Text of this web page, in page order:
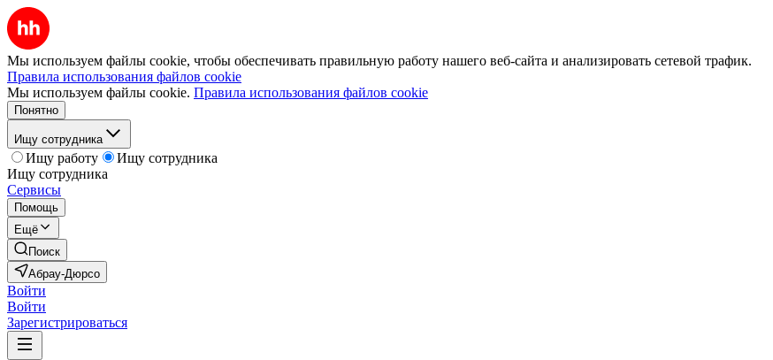
Мы используем файлы cookie, чтобы обеспечивать правильную работу нашего веб-сайта и анализировать сетевой трафик.
Правила использования файлов cookie
Мы используем файлы cookie. Правила использования файлов cookie
Понятно
Ищу сотрудника
Ищу работу
Ищу сотрудника
Ищу сотрудника
Сервисы
Помощь
Ещё
Поиск
Абрау-Дюрсо
Войти
Войти
Зарегистрироваться